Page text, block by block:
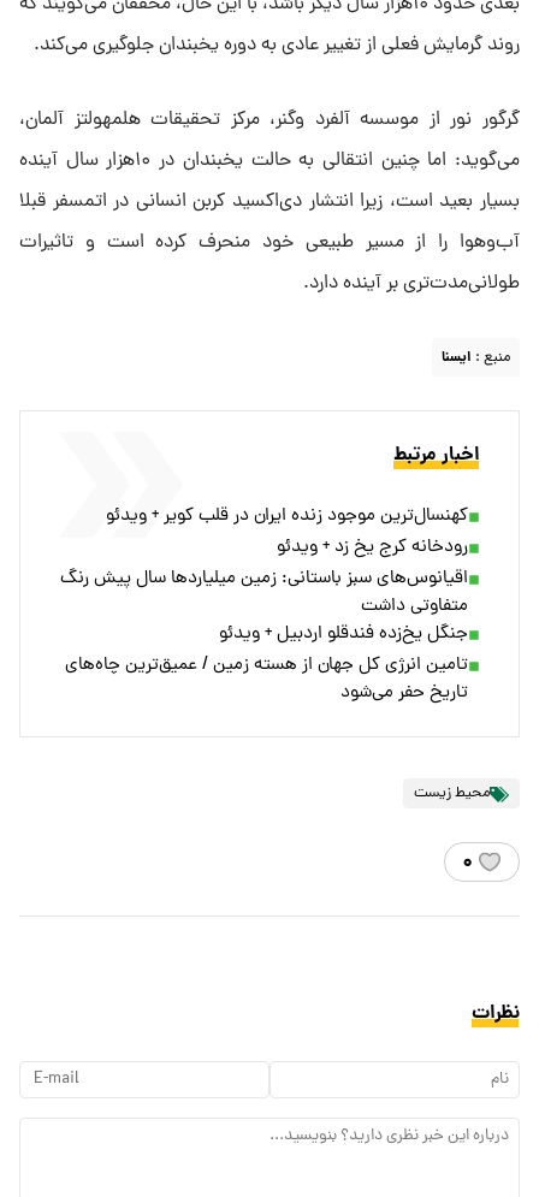
روند گرمایش فعلی از تغییر عادی به دوره یخبندان جلوگیری می‌کند.
گرگور نور از موسسه آلفرد وگنر، مرکز تحقیقات هلمهولتز آلمان،
می‌گوید: اما چنین انتقالی به حالت یخبندان در ۱۰هزار سال آینده
بسیار بعید است، زیرا انتشار دی‌اکسید کربن انسانی در اتمسفر قبلا
آب‌وهوا را از مسیر طبیعی خود منحرف کرده است و تاثیرات
طولانی‌مدت‌تری بر آینده دارد.
منبع : ايسنا
اخبار مرتبط
کهنسال‌ترین موجود زنده ایران در قلب کویر + ویدئو
رودخانه کرج یخ زد + ویدئو
اقیانوس‌های سبز باستانی: زمین میلیاردها سال پیش رنگ
متفاوتی داشت
جنگل یخ‌زده فندقلو اردبیل + ویدئو
تامین انرژی کل جهان از هسته زمین / عمیق‌ترین چاه‌های
تاریخ حفر می‌شود
محیط زیست
۰
نظرات